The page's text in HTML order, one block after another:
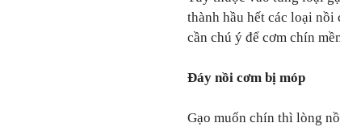
thành hầu hết các loại nồi
cần chú ý để cơm chín
Đáy nồi cơm bị móp
Gạo muốn chín thì lòng